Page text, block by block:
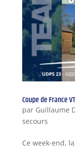
Coupe de France
par Guillaume
secours
Ce week-end,